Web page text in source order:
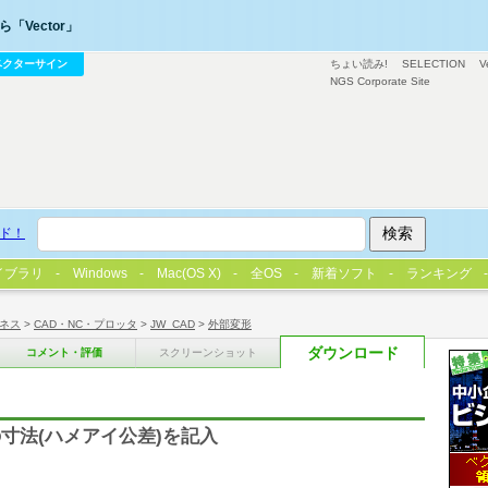
ス > CAD・NC・プロッタ > JW_CAD > 外部変形
コメント・評価 スクリーンショット ダウンロード
法(ハメアイ公差)を記入
ちょい読み! SELECTION
NGS Corporate Site
「Vector」
クターサイン
！
ブラリ Windows Mac(OS X) 全OS 新着ソフト ランキング